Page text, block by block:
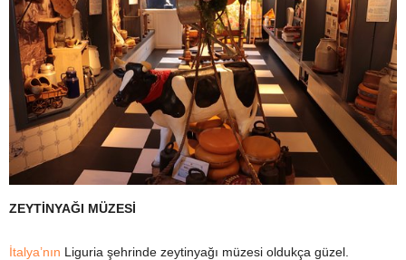
ZEYTİNYAĞI MÜZESİ
İtalya’nın Liguria şehrinde zeytinyağı müzesi oldukça güzel.